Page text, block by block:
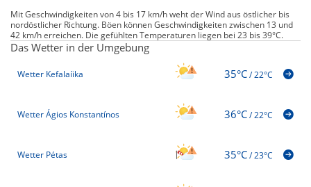
Mit Geschwindigkeiten von 4 bis 17 km/h weht der Wind aus östlicher bis
nordöstlicher Richtung. Böen können Geschwindigkeiten zwischen 13 und
42 km/h erreichen. Die gefühlten Temperaturen liegen bei 23 bis 39°C.
Das Wetter in der Umgebung
Wetter Kefalaíika 35°C/22°C
Wetter Ágios Konstantínos 36°C/22°C
Wetter Pétas 35°C/23°C